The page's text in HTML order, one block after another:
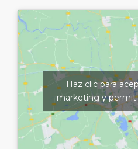
Haz clic para
marketing y